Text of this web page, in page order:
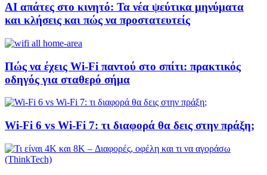
AI απάτες στο κινητό: Τα νέα ψεύτικα μηνύματα
και κλήσεις και πώς να προστατευτείς
Πώς να έχεις Wi-Fi παντού στο σπίτι: πρακτικός
οδηγός για σταθερό σήμα
Wi-Fi 6 vs Wi-Fi 7: τι διαφορά θα δεις στην πράξη;